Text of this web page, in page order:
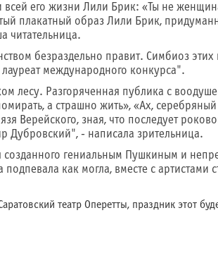
всей его жизни Лили Брик: «Ты не
плакатный образ Лили Брик,
читательница.
безраздельно правит. Симбиоз этих
международного конкурса".
лесу. Разгоряченная публика с
а страшно жить», «Ах,
Верейского, зная, что последует
Дубровский", - написала зрительница.
гениальным Пушкиным и
как могла, вместе с артистами
театр Оперетты, праздник этот